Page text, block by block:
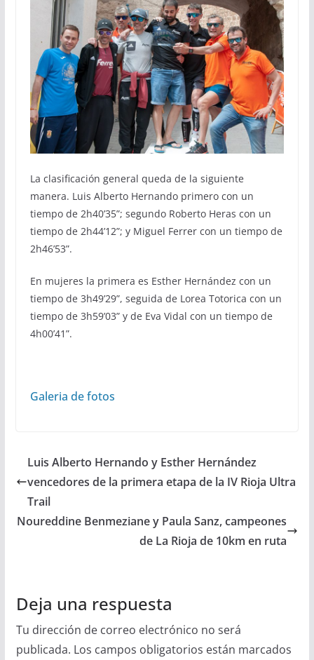
La clasificación general queda de la siguiente
manera. Luis Alberto Hernando primero con un
tiempo de 2h40’35”; segundo Roberto Heras con un
tiempo de 2h44’12”; y Miguel Ferrer con un tiempo de
2h46’53”.
En mujeres la primera es Esther Hernández con un
tiempo de 3h49’29”, seguida de Lorea Totorica con un
tiempo de 3h59’03” y de Eva Vidal con un tiempo de
4h00’41”.
Galeria de fotos
Luis Alberto Hernando y Esther Hernández
vencedores de la primera etapa de la IV Rioja Ultra
Trail
Noureddine Benmeziane y Paula Sanz, campeones
de La Rioja de 10km en ruta
Deja una respuesta
Tu dirección de correo electrónico no será
publicada. Los campos obligatorios están marcados